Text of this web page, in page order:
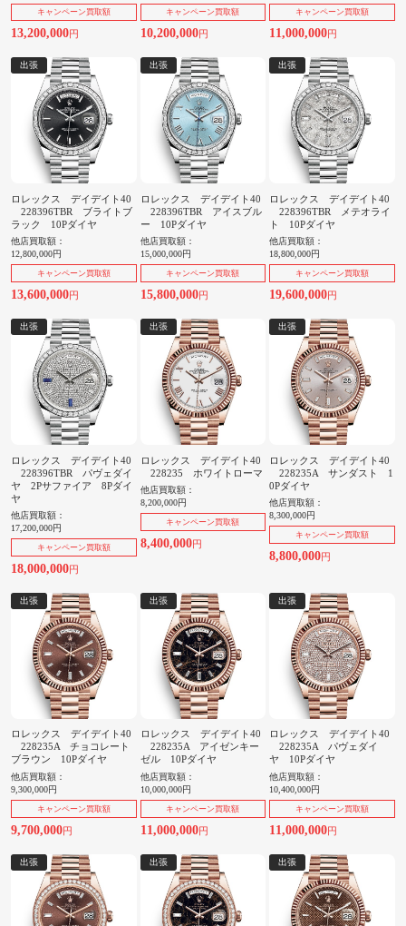
キャンペーン買取額
13,200,000円
キャンペーン買取額
10,200,000円
キャンペーン買取額
11,000,000円
出張
ロレックス デイデイト40
228396TBR ブライトブ
ラック 10Pダイヤ
他店買取額：
12,800,000円
キャンペーン買取額
13,600,000円
出張
ロレックス デイデイト40
228396TBR アイスブル
ー 10Pダイヤ
他店買取額：
15,000,000円
キャンペーン買取額
15,800,000円
出張
ロレックス デイデイト40
228396TBR メテオライ
ト 10Pダイヤ
他店買取額：
18,800,000円
キャンペーン買取額
19,600,000円
出張
ロレックス デイデイト40
228396TBR パヴェダイ
ヤ 2Pサファイア 8Pダイ
ヤ
他店買取額：
17,200,000円
キャンペーン買取額
18,000,000円
出張
ロレックス デイデイト40
228235 ホワイトローマ
他店買取額：
8,200,000円
キャンペーン買取額
8,400,000円
出張
ロレックス デイデイト40
228235A サンダスト 1
0Pダイヤ
他店買取額：
8,300,000円
キャンペーン買取額
8,800,000円
出張
ロレックス デイデイト40
228235A チョコレート
ブラウン 10Pダイヤ
他店買取額：
9,300,000円
キャンペーン買取額
9,700,000円
出張
ロレックス デイデイト40
228235A アイゼンキー
ゼル 10Pダイヤ
他店買取額：
10,000,000円
キャンペーン買取額
11,000,000円
出張
ロレックス デイデイト40
228235A パヴェダイ
ヤ 10Pダイヤ
他店買取額：
10,400,000円
キャンペーン買取額
11,000,000円
出張 出張 出張